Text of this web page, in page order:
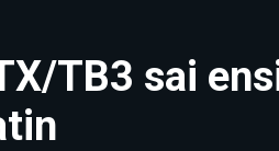
TB3 sai